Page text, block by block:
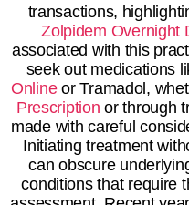
transactions,
Zolpidem Overnight
associated with this
seek out medications
Onlineor Tramadol,
Prescription or through
made with careful
Initiating treatment
can obscure
conditions that require